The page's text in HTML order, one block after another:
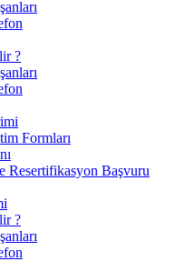
?
Formları
Resertifikasyon Başvuru
?